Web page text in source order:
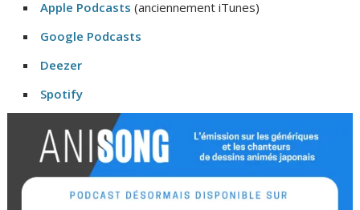
Apple Podcasts (anciennement iTunes)
Google Podcasts
Deezer
Spotify